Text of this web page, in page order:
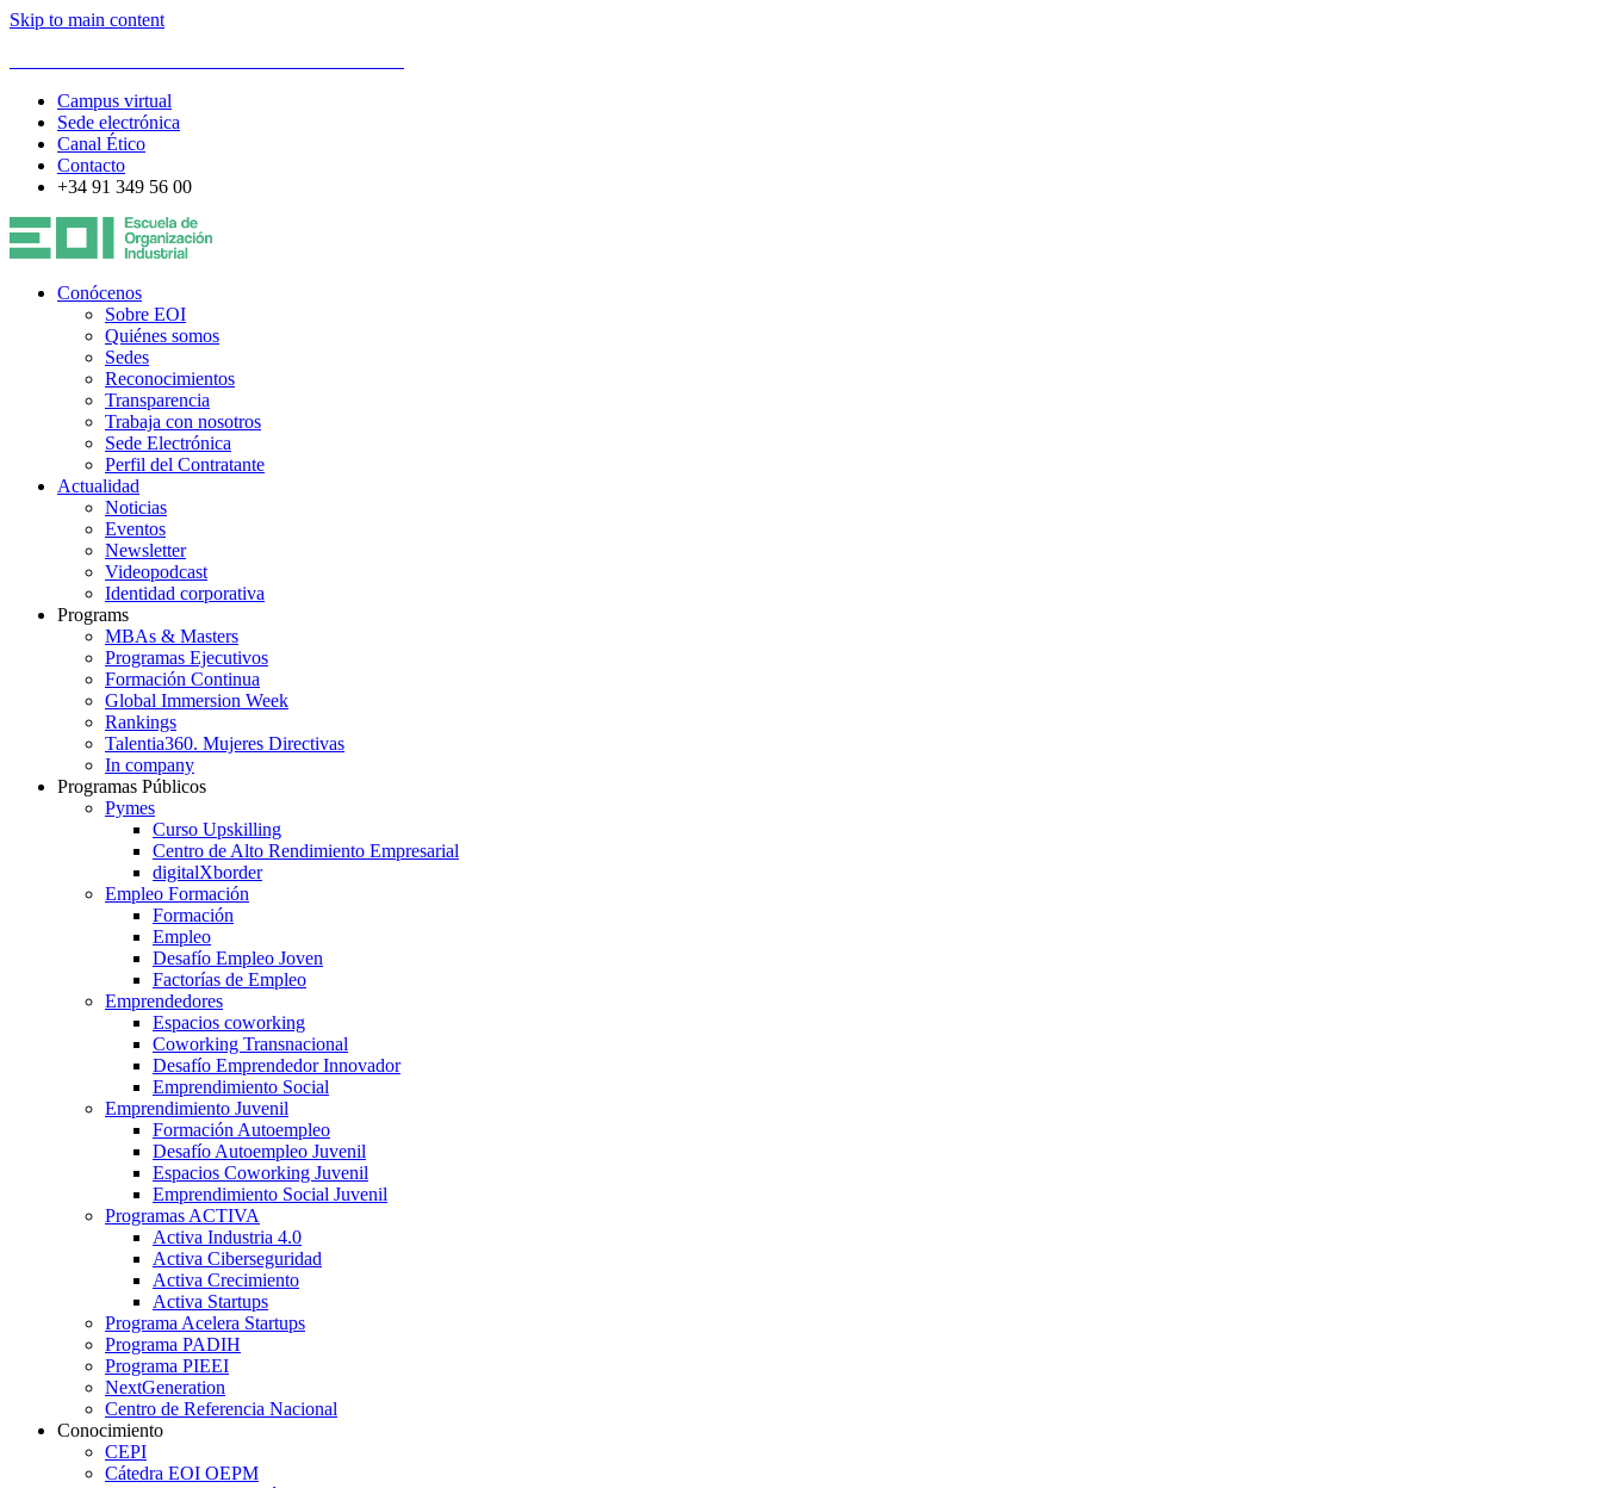
Skip to main content
Campus virtual
Sede electrónica
Canal Ético
Contacto
+34 91 349 56 00
Conócenos
Sobre EOI
Quiénes somos
Sedes
Reconocimientos
Transparencia
Trabaja con nosotros
Sede Electrónica
Perfil del Contratante
Actualidad
Noticias
Eventos
Newsletter
Videopodcast
Identidad corporativa
Programs
MBAs & Masters
Programas Ejecutivos
Formación Continua
Global Immersion Week
Rankings
Talentia360. Mujeres Directivas
In company
Programas Públicos
Pymes
Curso Upskilling
Centro de Alto Rendimiento Empresarial
digitalXborder
Empleo Formación
Formación
Empleo
Desafío Empleo Joven
Factorías de Empleo
Emprendedores
Espacios coworking
Coworking Transnacional
Desafío Emprendedor Innovador
Emprendimiento Social
Emprendimiento Juvenil
Formación Autoempleo
Desafío Autoempleo Juvenil
Espacios Coworking Juvenil
Emprendimiento Social Juvenil
Programas ACTIVA
Activa Industria 4.0
Activa Ciberseguridad
Activa Crecimiento
Activa Startups
Programa Acelera Startups
Programa PADIH
Programa PIEEI
NextGeneration
Centro de Referencia Nacional
Conocimiento
CEPI
Cátedra EOI OEPM